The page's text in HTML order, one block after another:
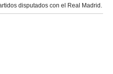
disputados con el Real Madrid.